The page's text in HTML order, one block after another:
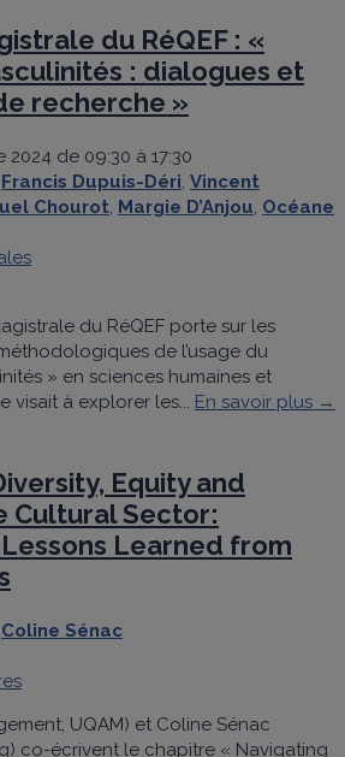
du RéQEF : «
: dialogues et
recherche »
de 09:30 à 17:30
Francis Dupuis-Déri, Vincent
Chourot, Margie D’Anjou, Océane
du RéQEF porte sur les
de l’usage du
» en sciences humaines et
visait à explorer les... En savoir plus →
Equity and
Cultural Sector:
Learned from
Coline Sénac
UQAM) et Coline Sénac
co-écrivent le chapitre « Navigating